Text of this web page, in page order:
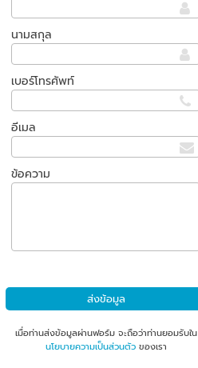
นามสกุล
เบอร์โทรศัพท์
อีเมล
ข้อความ
เมื่อท่านส่งข้อมูลผ่านฟอร์ม จะถือว่าท่านยอมรับใน
นโยบายความเป็นส่วนตัวของเรา